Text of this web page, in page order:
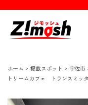
ホーム > 掲載スポット > 宇佐市
トリームカフェ トランスミッタ